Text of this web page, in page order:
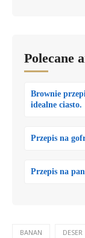
Polecane
Brownie
idealne ciasto.
Przepis na
Przepis na
BANAN DESER